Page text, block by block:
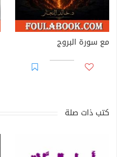
مع سورة البروج
كتب ذات صلة